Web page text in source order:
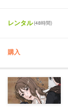
レンタル(48時間)
購入